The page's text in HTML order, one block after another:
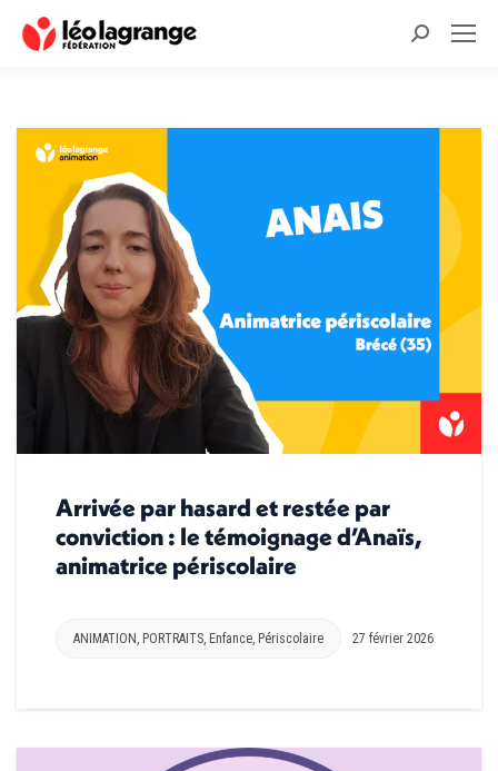
Recherche
Arrivée par hasard et restée par
conviction : le témoignage d’Anaïs,
animatrice périscolaire
ANIMATION, PORTRAITS, Enfance, Périscolaire 27 février 2026